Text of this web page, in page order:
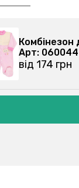
Арт:
від 174 грн